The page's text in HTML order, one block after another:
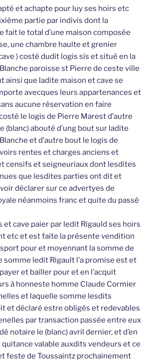
et achapte pour luy ses hoirs etc
partie par indivis dont la
fait le total d’une maison composée
une chambre haulte et grenier
) costé dudit logis sis et situé en la
paroisse st Pierre de ceste ville
ainsi que ladite maison et cave se
avecques leurs appartenances et
aucune réservation en faire
le logis de Pierre Marest d’autre
(blanc) abouté d’ung bout sur ladite
et d’autre bout le logis de
rentes et charges anciens et
censifs et seigneuriaux dont lesdites
que lesdites parties ont dit et
déclarer sur ce advertyes de
néanmoins franc et quite du passé
et cave paier par ledit Rigauld ses hoirs
etc et est faite la présente vendition
pour et moyennant la somme de
somme ledit Rigault l’a promise est et
et bailler pour et en l’acquit
à honneste homme Claude Cormier
et laquelle somme lesdits
et déclaré estre obligés et redevables
par transaction passée entre eux
notaire le (blanc) avril dernier, et d’en
valable auxdits vendeurs et ce
feste de Toussaintz prochainement